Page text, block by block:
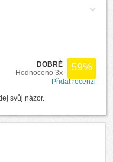
59%
DOBRÉ
Hodnoceno 3x
Přidat recenzi
svůj názor.